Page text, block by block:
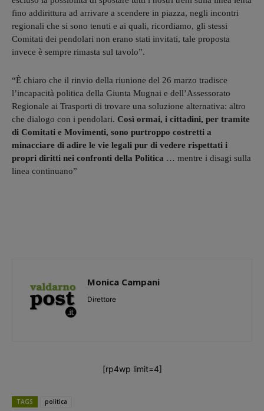
fino addirittura ad arrivare a scendere in piazza, negli incontri
regionali che si sono tenuti e ai quali, ricordiamo, gli stessi
Comitati dei pendolari non erano stati invitati, tale proposta
invece è sempre rimasta sul tavolo”.
“È chiaro che il rinvio della riunione del 26 marzo tradisce
l’incapacità politica della Giunta Mugnai e dell’Assessorato
Regionale ai Trasporti di trovare una soluzione alternativa: altro
che dialogo con i pendolari. Così ormai, i cittadini, per tramite
di Comitati e Movimenti, sono purtroppo costretti a
minacciare di adire le vie legali pur di vedere rispettati i
propri diritti nei confronti della Politica … mentre i disagi sulla
linea continuano”
Monica Campani
Direttore
[rp4wp limit=4]
TAGS politica